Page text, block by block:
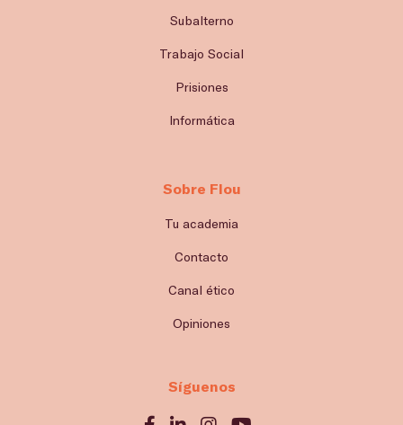
Subalterno
Trabajo Social
Prisiones
Informática
Sobre Flou
Tu academia
Contacto
Canal ético
Opiniones
Síguenos